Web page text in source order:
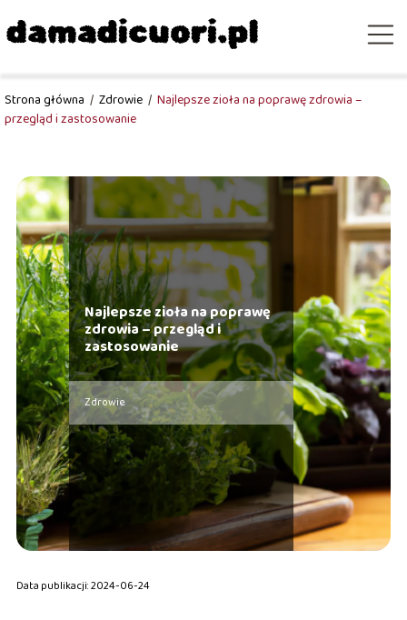
Strona główna / Zdrowie / Najlepsze zioła na poprawę zdrowia –
przegląd i zastosowanie
Najlepsze zioła na poprawę
zdrowia – przegląd i
zastosowanie
Zdrowie
Data publikacji: 2024-06-24